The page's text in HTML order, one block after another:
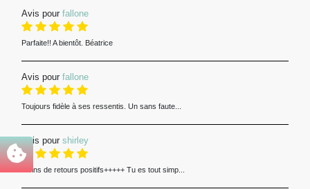
Avis pour fallone
Parfaite!! A bientôt. Béatrice
Avis pour fallone
Toujours fidèle à ses ressentis. Un sans faute...
Avis pour shirley
Pleins de retours positifs+++++ Tu es tout simp...